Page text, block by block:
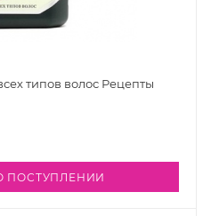
типов волос Рецепты
ПОСТУПЛЕНИИ